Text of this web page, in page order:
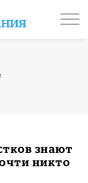
знают
никто